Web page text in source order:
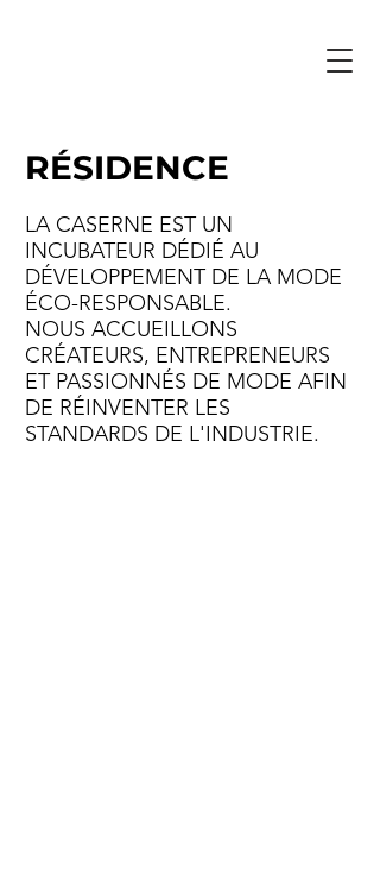
RÉSIDENCE
LA CASERNE EST UN
INCUBATEUR DÉDIÉ AU
DÉVELOPPEMENT DE LA MODE
ÉCO-RESPONSABLE.
NOUS ACCUEILLONS
CRÉATEURS, ENTREPRENEURS
ET PASSIONNÉS DE MODE AFIN
DE RÉINVENTER LES
STANDARDS DE L'INDUSTRIE.